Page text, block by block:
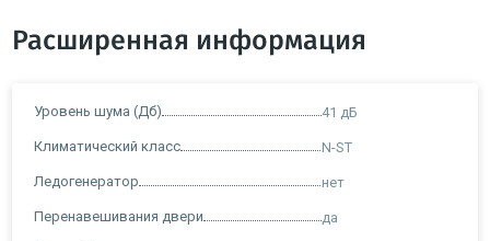
Расширенная информация
Уровень шума (Дб) 41 дБ
Климатический класс N-ST
Ледогенератор нет
Перенавешивания двери да